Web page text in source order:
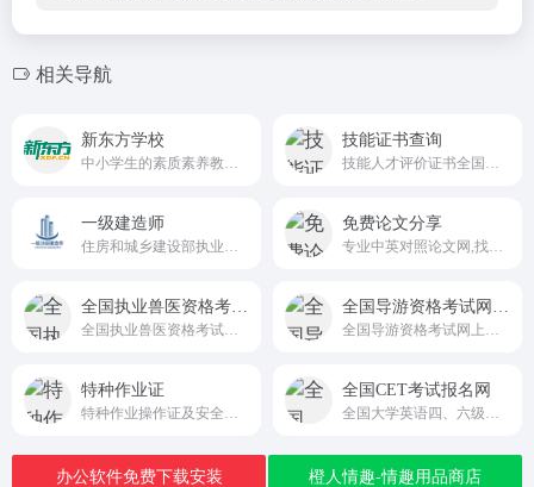
相关导航
新东方学校 技能证书查询
一级建造师 免费论文分享
特种作业证 全国CET考试报名网
办公软件免费下载安装 橙人情趣-情趣用品商店